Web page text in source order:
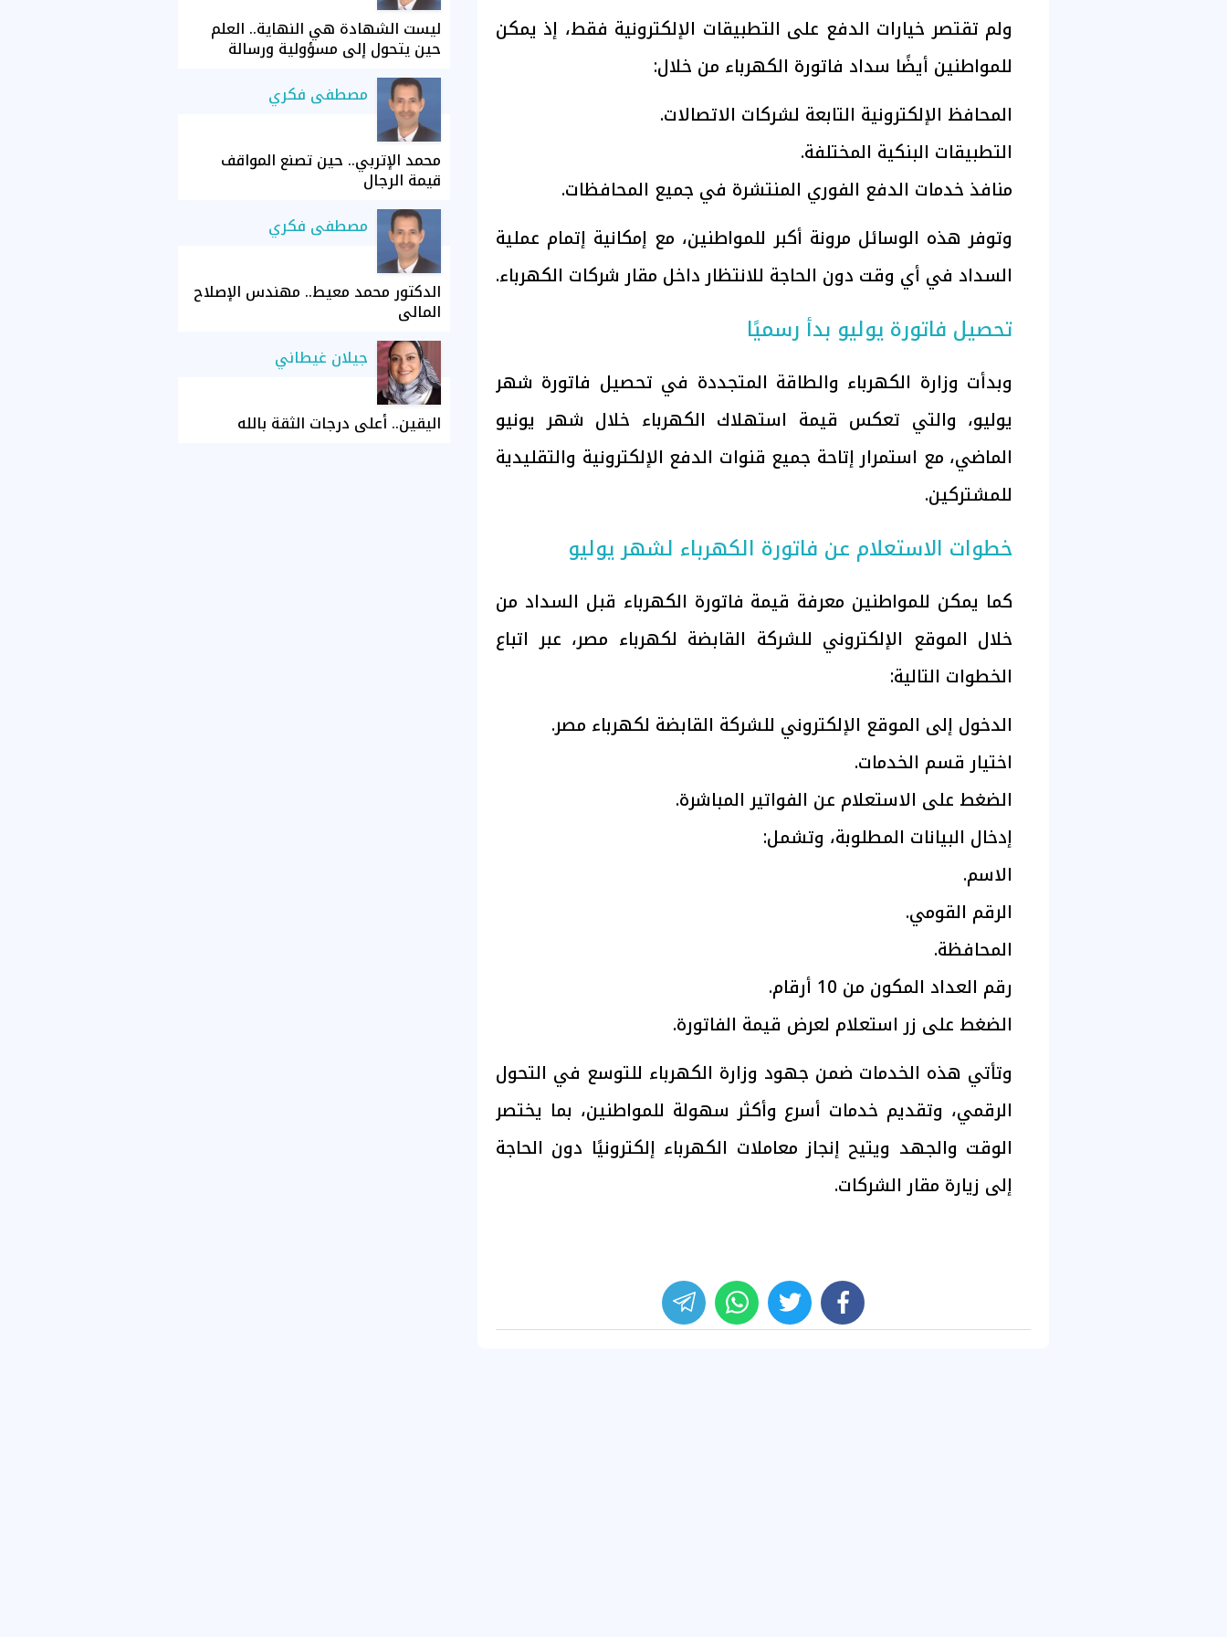
ولم تقتصر خيارات الدفع على التطبيقات الإلكترونية فقط، إذ يمكن
للمواطنين أيضًا سداد فاتورة الكهرباء من خلال:
المحافظ الإلكترونية التابعة لشركات الاتصالات.
التطبيقات البنكية المختلفة.
منافذ خدمات الدفع الفوري المنتشرة في جميع المحافظات.
وتوفر هذه الوسائل مرونة أكبر للمواطنين، مع إمكانية إتمام عملية
السداد في أي وقت دون الحاجة للانتظار داخل مقار شركات الكهرباء.
تحصيل فاتورة يوليو بدأ رسميًا
وبدأت وزارة الكهرباء والطاقة المتجددة في تحصيل فاتورة شهر
يوليو، والتي تعكس قيمة استهلاك الكهرباء خلال شهر يونيو
الماضي، مع استمرار إتاحة جميع قنوات الدفع الإلكترونية والتقليدية
للمشتركين.
خطوات الاستعلام عن فاتورة الكهرباء لشهر يوليو
كما يمكن للمواطنين معرفة قيمة فاتورة الكهرباء قبل السداد من
خلال الموقع الإلكتروني للشركة القابضة لكهرباء مصر، عبر اتباع
الخطوات التالية:
الدخول إلى الموقع الإلكتروني للشركة القابضة لكهرباء مصر.
اختيار قسم الخدمات.
الضغط على الاستعلام عن الفواتير المباشرة.
إدخال البيانات المطلوبة، وتشمل:
الاسم.
الرقم القومي.
المحافظة.
رقم العداد المكون من 10 أرقام.
الضغط على زر استعلام لعرض قيمة الفاتورة.
وتأتي هذه الخدمات ضمن جهود وزارة الكهرباء للتوسع في التحول
الرقمي، وتقديم خدمات أسرع وأكثر سهولة للمواطنين، بما يختصر
الوقت والجهد ويتيح إنجاز معاملات الكهرباء إلكترونيًا دون الحاجة
إلى زيارة مقار الشركات.
ليست الشهادة هي النهاية.. العلم
حين يتحول إلى مسؤولية ورسالة
مصطفى فكري
محمد الإتربي.. حين تصنع المواقف
قيمة الرجال
مصطفى فكري
الدكتور محمد معيط.. مهندس الإصلاح
المالي
جيلان غيطاني
اليقين.. أعلى درجات الثقة بالله